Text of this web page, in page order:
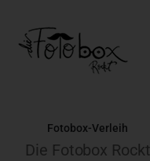
Fotobox-Verleih
Die Fotobox Rockt